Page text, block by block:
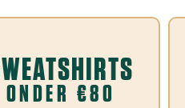
ONDER €80